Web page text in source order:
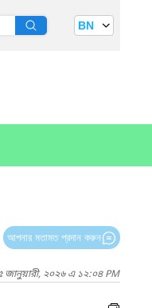
BN
আপনার মতামত প্রদান করুন
জানুয়ারী, ২০২৬ এ ১২:০৪ PM